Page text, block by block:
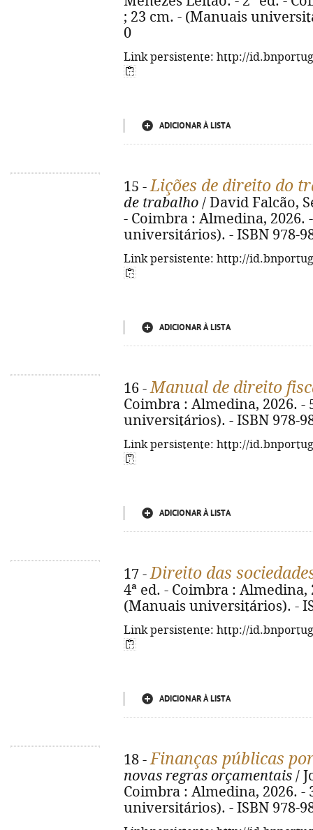
; 23 cm. - (Manuais
0
Link persistente: http://
ADICIONAR À LISTA
15 -Lições de direito do
de trabalho / David Falcão,
- Coimbra : Almedina, 2026.
universitários). - ISBN 978-
Link persistente: http://
ADICIONAR À LISTA
16 -Manual de direito
Coimbra : Almedina, 2026. -
universitários). - ISBN 978-
Link persistente: http://
ADICIONAR À LISTA
17 -Direito das
4ª ed. - Coimbra : Almedina,
(Manuais universitários). -
Link persistente: http://
ADICIONAR À LISTA
18 -Finanças públicas
novas regras orçamentais /
Coimbra : Almedina, 2026. -
universitários). - ISBN 978-